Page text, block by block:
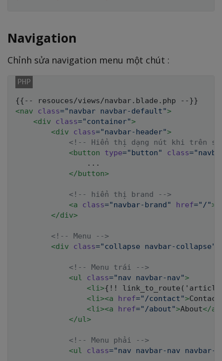
Navigation
Chỉnh sửa navigation menu một chút :
<nav class="navbar navbar-default">
<div class="container">
<div class="navbar-header">
<!-- Hiển thị dạng nút khi trên
<button type="button" class="
                ...
</button>
<!-- hiển thị brand -->
<a class="navbar-brand" href="/">
</div>
<!-- Menu -->
<div class="collapse navbar-collapse"
<!-- Menu trái -->
<ul class="nav navbar-nav">
<li>{!!
<li><a href="/contact">Contact
<li><a href="/about">About</a
</ul>
<!-- Menu phải -->
<ul class="nav navbar-nav navbar-